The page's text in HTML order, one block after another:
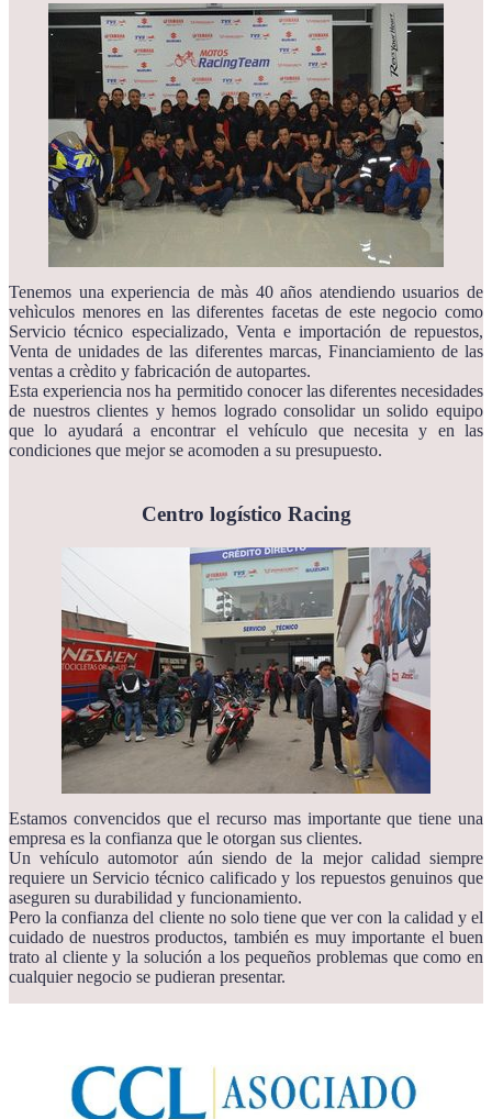
Tenemos una experiencia de màs 40 años atendiendo usuarios de
vehìculos menores en las diferentes facetas de este negocio como
Servicio técnico especializado, Venta e importación de repuestos,
Venta de unidades de las diferentes marcas, Financiamiento de las
ventas a crèdito y fabricación de autopartes.
Esta experiencia nos ha permitido conocer las diferentes necesidades
de nuestros clientes y hemos logrado consolidar un solido equipo
que lo ayudará a encontrar el vehículo que necesita y en las
condiciones que mejor se acomoden a su presupuesto.
Centro logístico Racing
Estamos convencidos que el recurso mas importante que tiene una
empresa es la confianza que le otorgan sus clientes.
Un vehículo automotor aún siendo de la mejor calidad siempre
requiere un Servicio técnico calificado y los repuestos genuinos que
aseguren su durabilidad y funcionamiento.
Pero la confianza del cliente no solo tiene que ver con la calidad y el
cuidado de nuestros productos, también es muy importante el buen
trato al cliente y la solución a los pequeños problemas que como en
cualquier negocio se pudieran presentar.